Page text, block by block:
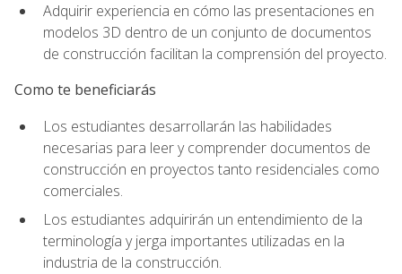
Adquirir experiencia en cómo las presentaciones en
modelos 3D dentro de un conjunto de documentos
de construcción facilitan la comprensión del proyecto.
Como te beneficiarás
Los estudiantes desarrollarán las habilidades
necesarias para leer y comprender documentos de
construcción en proyectos tanto residenciales como
comerciales.
Los estudiantes adquirirán un entendimiento de la
terminología y jerga importantes utilizadas en la
industria de la construcción.